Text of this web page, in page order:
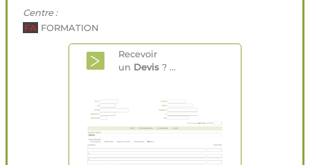
Centre :
FA FORMATION
Recevoir
un Devis ? ...